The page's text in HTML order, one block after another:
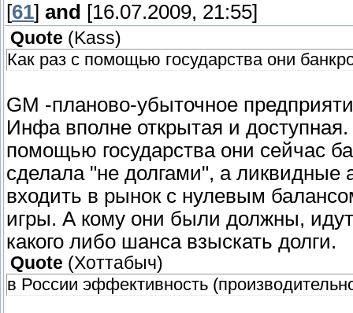
[61] and [16.07.2009, 21:55]
Quote ( Kass)
Как раз с помощью государства они
GM -планово-убыточное
Инфа вполне открытая и
помощью государства они сейчас
сделала "не долгами", а ликвидные
входить в рынок с нулевым
игры. А кому они были должны,
какого либо шанса взыскать долги.
Quote (Хоттабыч)
в России эффективность